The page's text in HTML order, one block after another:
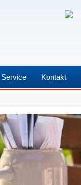
Service Kontakt